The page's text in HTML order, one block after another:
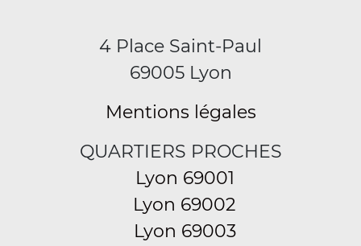
4 Place Saint-Paul
69005 Lyon
Mentions légales
QUARTIERS PROCHES
Lyon 69001
Lyon 69002
Lyon 69003